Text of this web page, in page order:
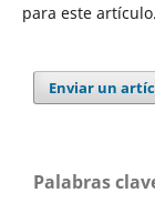
para este artículo.
Enviar un
Palabras